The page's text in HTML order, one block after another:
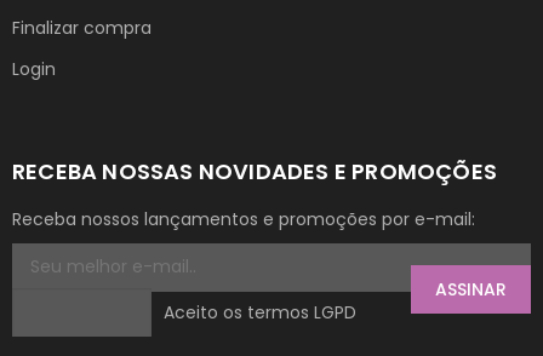
Finalizar compra
Login
RECEBA NOSSAS NOVIDADES E PROMOÇÕES
Receba nossos lançamentos e promoções por e-mail:
ASSINAR
Aceito os termos LGPD